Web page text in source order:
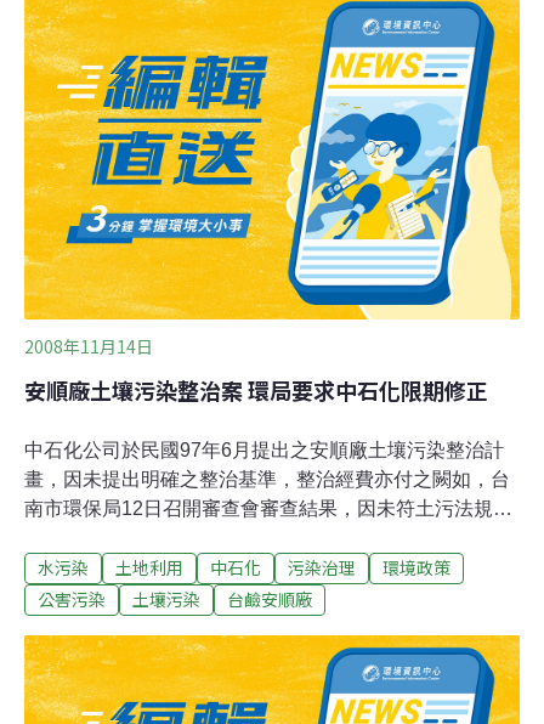
保團體舉行聯合記者會，抨擊計畫內容過於草率，眾人擔
心此整治計畫若通過明（24）日的第3次審查，恐將形成
二次污染，並使污染擴散，所造成的危害將波及更多民
眾。看守台灣協會秘書長謝和霖表示，計畫書中預計整治
的土壤體積，只有納入戴奧辛的污染，而忽略了汞與五氯
酚的危害風險，在處理戴奧辛的流程上也相當草率。謝和
霖指出，依照目前實施的「土壤及地下水污染整治法」，
戴奧辛的管制標準是1,000pg；但是整治計畫書中，中石
化卻自行認定以50,000pg為標準
2008年11月14日
安順廠土壤污染整治案 環局要求中石化限期修正
中石化公司於民國97年6月提出之安順廠土壤污染整治計
畫，因未提出明確之整治基準，整治經費亦付之闕如，台
南市環保局12日召開審查會審查結果，因未符土污法規定
於97年10月17日重新依土污法規定提出整治計畫，規劃之
整治期程為15年，預計整治開始後第5年（民國102年）內
年）污染面積可縮減91%，至第15年（民國112年）即可
完成污染整治，污染減量及面積縮減達100%，計劃書中
以土壤污染管制標準（汞 20 mg/kg；戴奧辛1000 ng I-
水污染 土地利用 中石化 污染治理
環境政策
公害污染
土壤污染 台鹼安順廠